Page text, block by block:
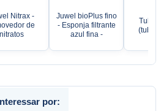
Nitrax -
de
nitratos
Juwel bioPlus fino
- Esponja filtrante
azul fina -
Tubo
por: